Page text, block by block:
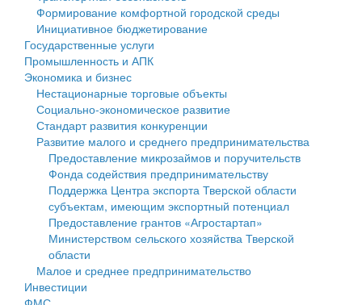
Государственные услуги
Промышленность и АПК
Экономика и бизнес
Символика
Устав
Гостям округа
Туризм
Культура
Образование
Здравоохранение
Социальная защита
Фотоальбом
муниципального округа Тверской области
Администрация Кашинского муниципального округа
Тверской области
Управление сельскими территориями
Открытые данные
Работа с обращениями граждан
Муниципальный контроль
Муниципальные услуги
Проекты административных регламентов
Финансовое управление
Бюджет для граждан
Имущество
Выявление правообладателей ранее учтенных
объектов недвижимости
Имущественная поддержка субъектов малого и
среднего предпринимательства
Информационная поддержка субъектов малого и
среднего предпринимательства
Формирование комфортной городской среды
Инициативное бюджетирование
Государственные услуги
Промышленность и АПК
Экономика и бизнес
Нестационарные торговые объекты
Социально-экономическое развитие
Стандарт развития конкуренции
Развитие малого и среднего предпринимательства
Предоставление микрозаймов и поручительств
Фонда содействия предпринимательству
Поддержка Центра экспорта Тверской области
субъектам, имеющим экспортный потенциал
Предоставление грантов «Агростартап»
Министерством сельского хозяйства Тверской
области
Малое и среднее предпринимательство
Инвестиции